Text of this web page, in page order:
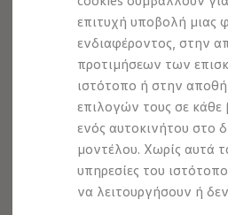
επιτυχή υποβολή μιας
ενδιαφέροντος, στην
προτιμήσεων των
ιστότοπο ή στην
επιλογών τους σε
ενός αυτοκινήτου στο
μοντέλου. Χωρίς αυτά
υπηρεσίες του
να λειτουργήσουν ή
ID. Charger
Ενημέρωση ID.
Πλατφόρμα MEB
Μύθοι & Αλήθειες
Πού μπορώ να
Πόσο μακριά
Πώς μπορώ να
Πώς μπορώ να
Η αντλία
Η λειτουργία
Το σύστημα
Διαθέσιμα νέα και
Διαθέσιμα νέα αυτοκίνητα